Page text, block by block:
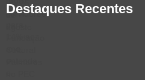
Destaques Recentes